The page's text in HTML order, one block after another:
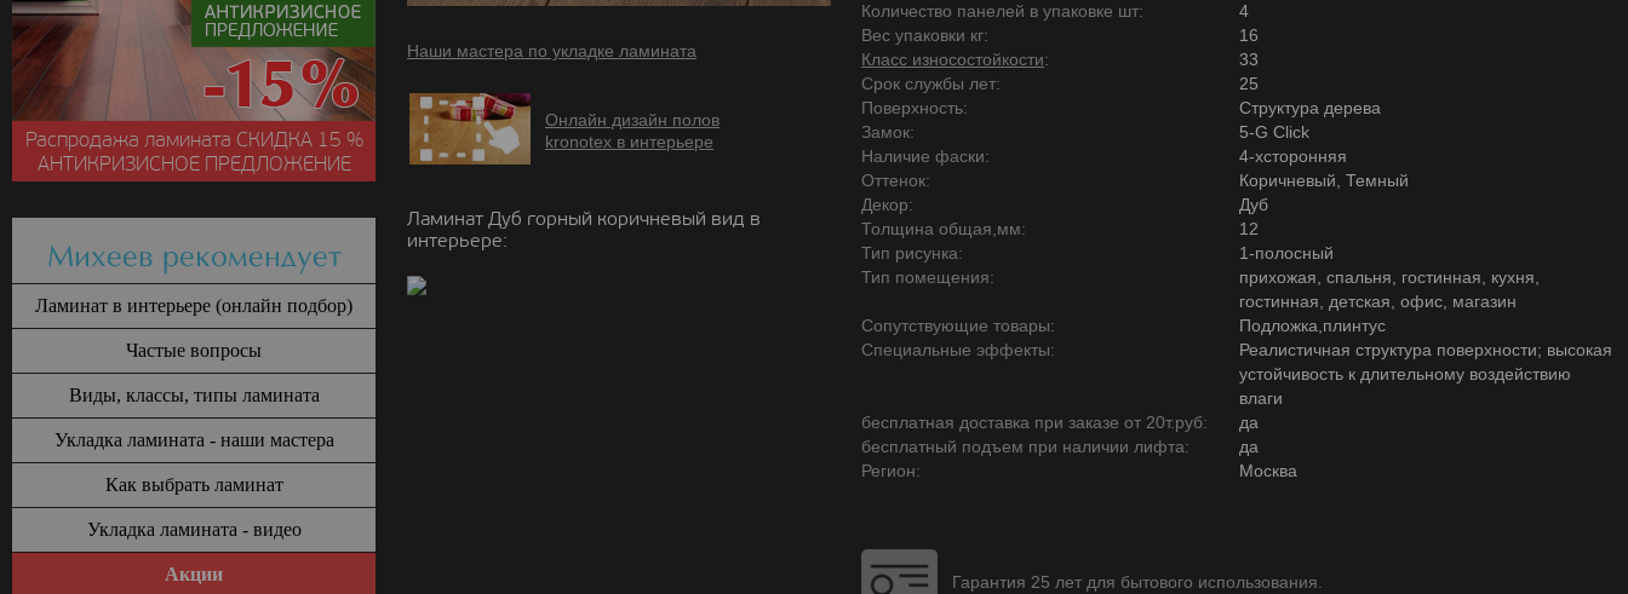
Наши мастера по укладке ламината
Онлайн дизайн полов
kronotex в интерьере
Ламинат Дуб горный коричневый вид в
интерьере:
Количество панелей в упаковке шт:
4
Вес упаковки кг:
16
Класс износостойкости:
33
Срок службы лет:
25
Поверхность:
Структура дерева
Замок:
5-G Click
Наличие фаски:
4-хсторонняя
Оттенок:
Коричневый, Темный
Декор:
Дуб
Толщина общая,мм:
12
Тип рисунка:
1-полосный
Тип помещения:
прихожая, спальня, гостинная, кухня,
гостинная, детская, офис, магазин
Сопутствующие товары:
Подложка,плинтус
Специальные эффекты:
Реалистичная структура поверхности; высокая
устойчивость к длительному воздействию
влаги
бесплатная доставка при заказе от 20т.руб:
да
бесплатный подъем при наличии лифта:
да
Регион:
Москва
Гарантия 25 лет для бытового использования.
Распродажа ламината СКИДКА15 %
АНТИКРИЗИСНОЕ ПРЕДЛОЖЕНИЕ
Михеев рекомендует
Ламинат в интерьере (онлайн подбор)
Частые вопросы
Виды, классы, типы ламината
Укладка ламината - наши мастера
Как выбрать ламинат
Укладка ламината - видео
Акции